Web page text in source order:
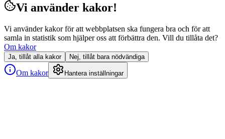
Vi använder kakor!
Vi använder kakor för att webbplatsen ska fungera bra och för att
samla in statistik som hjälper oss att förbättra den. Vill du tillåta det?
Om kakor
Ja, tillåt alla kakor Nej, tillåt bara nödvändiga
Om kakor Hantera inställningar